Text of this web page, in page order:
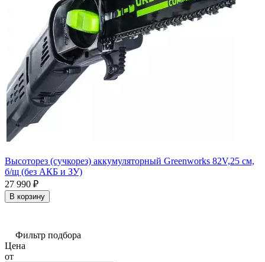
Высоторез (сучкорез) аккумуляторный Greenworks 82V,25 см,
б/щ (без АКБ и ЗУ)
27 990 ₽
В корзину
Фильтр подбора
Цена
от